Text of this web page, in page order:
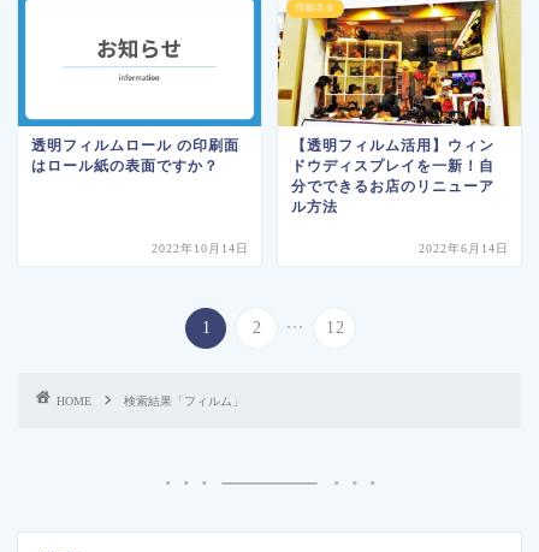
透明フィルムロール の印刷面
はロール紙の表面ですか？
2022年10月14日
印刷ネタ
【透明フィルム活用】ウィン
ドウディスプレイを一新！自
分でできるお店のリニューア
ル方法
2022年6月14日
1 2 ... 12
HOME 検索結果「フィルム」